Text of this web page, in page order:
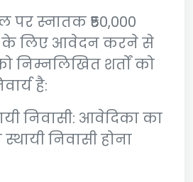
पर स्नातक ₹50,000
के लिए आवेदन करने से
निम्नलिखित शर्तों को
है:
निवासी: आवेदिका का
निवासी होना